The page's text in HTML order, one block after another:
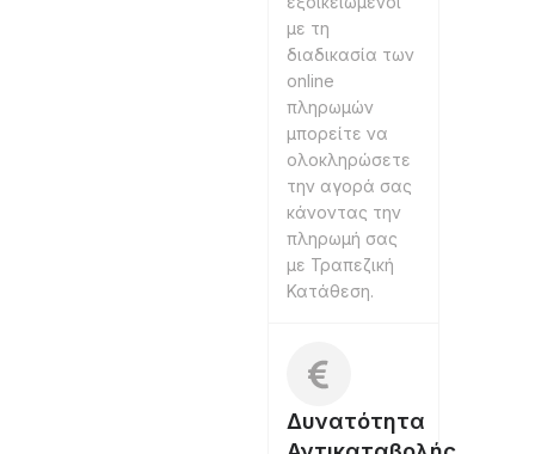
με τη
διαδικασία των
online
πληρωμών
μπορείτε να
ολοκληρώσετε
την αγορά σας
κάνοντας την
πληρωμή σας
με Τραπεζική
Κατάθεση.
Δυνατότητα